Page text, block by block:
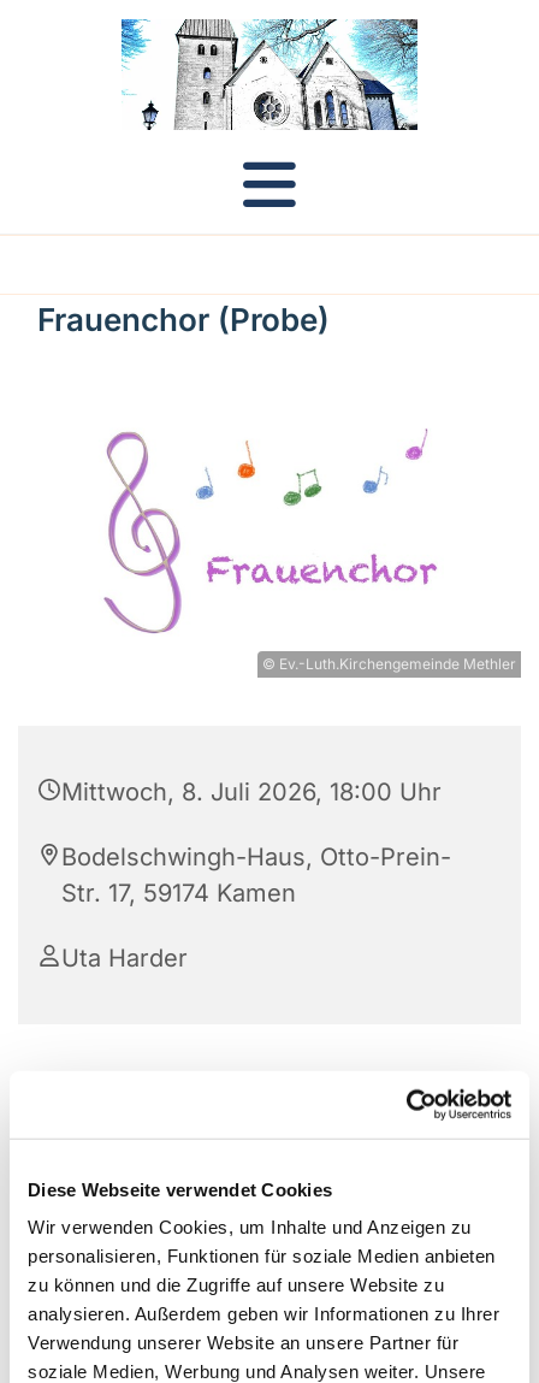
Diese Webseite verwendet Cookies
Wir verwenden Cookies, um Inhalte und Anzeigen zu
personalisieren, Funktionen für soziale Medien anbieten
zu können und die Zugriffe auf unsere Website zu
analysieren. Außerdem geben wir Informationen zu Ihrer
Verwendung unserer Website an unsere Partner für
soziale Medien, Werbung und Analysen weiter. Unsere
Frauenchor (Probe)
© Ev.-Luth.Kirchengemeinde Methler
Mittwoch, 8. Juli 2026, 18:00 Uhr
Bodelschwingh-Haus, Otto-Prein-
Str. 17, 59174 Kamen
Uta Harder